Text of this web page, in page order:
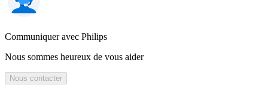
Communiquer avec Philips
Nous sommes heureux de vous aider
Nous contacter